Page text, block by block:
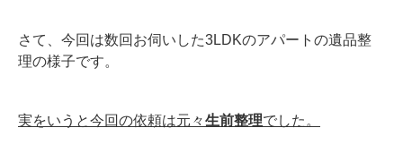
さて、今回は数回お伺いした3LDKのアパートの遺品整
理の様子です。
実をいうと今回の依頼は元々生前整理でした。